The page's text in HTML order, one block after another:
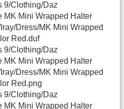
9/Clothing/Daz
MK Mini Wrapped Halter
Dress/MK Mini Wrapped
Red.duf
9/Clothing/Daz
MK Mini Wrapped Halter
Dress/MK Mini Wrapped
Red.png
9/Clothing/Daz
MK Mini Wrapped Halter